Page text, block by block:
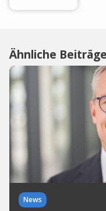
Ähnliche Beiträge
News